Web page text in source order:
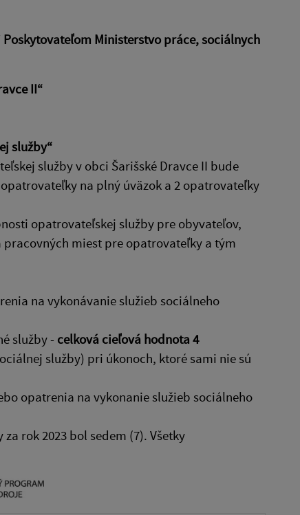
Ministerstvo práce, sociálnych
II“
služby“
služby v obci Šarišské Dravce II bude
na plný úväzok a 2 opatrovateľky
opatrovateľskej služby pre obyvateľov,
miest pre opatrovateľky a tým
na vykonávanie služieb sociálneho
služby - celková cieľová hodnota 4
služby) pri úkonoch, ktoré sami nie sú
opatrenia na vykonanie služieb sociálneho
rok 2023 bol sedem (7). Všetky